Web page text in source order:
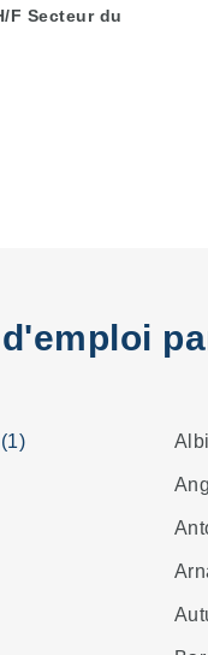
F Secteur du
(1) Albi